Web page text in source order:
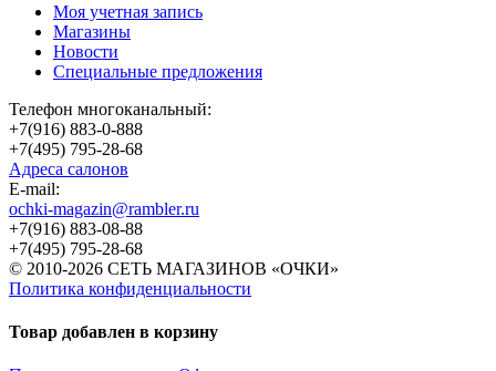
Моя учетная запись
Магазины
Новости
Специальные предложения
Телефон многоканальный:
+7(916) 883-0-888
+7(495) 795-28-68
Адреса салонов
Е-mail:
ochki-magazin@rambler.ru
+7(916) 883-08-88
+7(495) 795-28-68
© 2010-2026 СЕТЬ МАГАЗИНОВ «ОЧКИ»
Политика конфиденциальности
Товар добавлен в корзину